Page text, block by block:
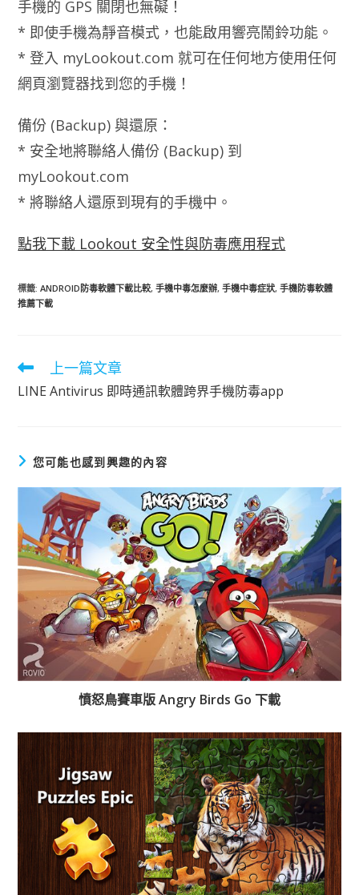
手機的 GPS 關閉也無礙！
* 即使手機為靜音模式，也能啟用響亮鬧鈴功能。
* 登入 myLookout.com 就可在任何地方使用任何
網頁瀏覽器找到您的手機！
備份 (Backup) 與還原：
* 安全地將聯絡人備份 (Backup) 到
myLookout.com
* 將聯絡人還原到現有的手機中。
點我下載 Lookout 安全性與防毒應用程式
標籤:ANDROID防毒軟體下載比較, 手機中毒怎麼辦, 手機中毒症狀, 手機防毒軟體
推薦下載
閱
更
上一篇文章
LINE Antivirus 即時通訊軟體跨界手機防毒app
您可能也感到興趣的內容
憤怒鳥賽車版 Angry Birds Go 下載